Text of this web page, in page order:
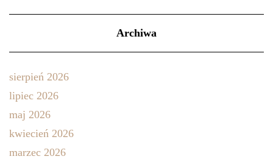
Archiwa
sierpień 2026
lipiec 2026
maj 2026
kwiecień 2026
marzec 2026